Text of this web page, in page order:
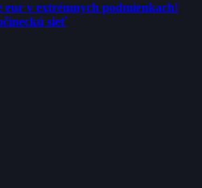
eur v extrémnych podmienkach!
sieť